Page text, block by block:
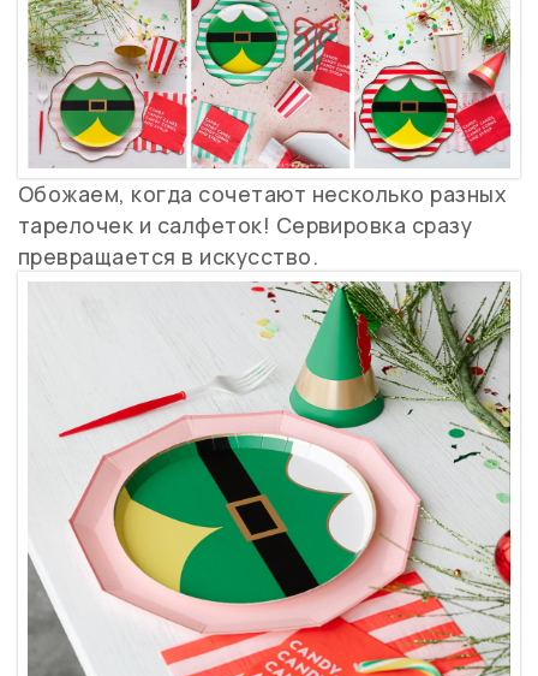
Обожаем, когда сочетают несколько разных
тарелочек и салфеток! Сервировка сразу
превращается в искусство.